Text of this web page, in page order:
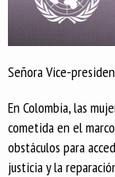
Señora Vice-
En Colombia, las
cometida en el
obstáculos para
justicia y la